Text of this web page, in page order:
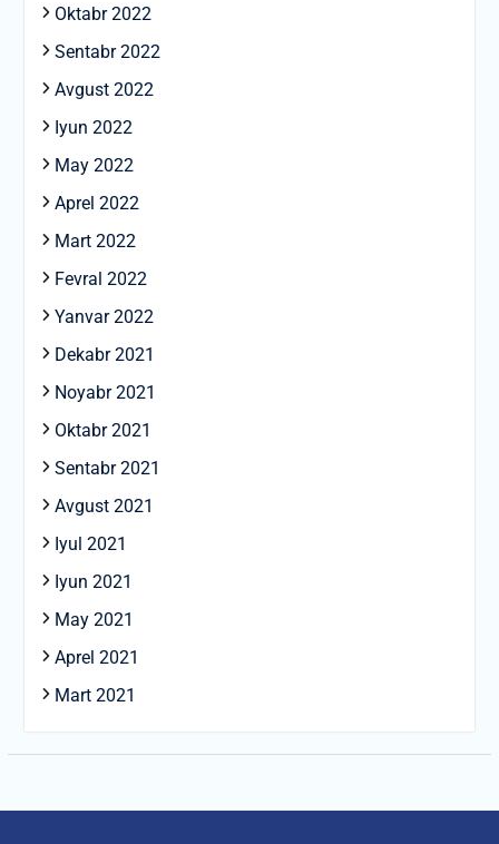
Oktabr 2022
Sentabr 2022
Avgust 2022
Iyun 2022
May 2022
Aprel 2022
Mart 2022
Fevral 2022
Yanvar 2022
Dekabr 2021
Noyabr 2021
Oktabr 2021
Sentabr 2021
Avgust 2021
Iyul 2021
Iyun 2021
May 2021
Aprel 2021
Mart 2021